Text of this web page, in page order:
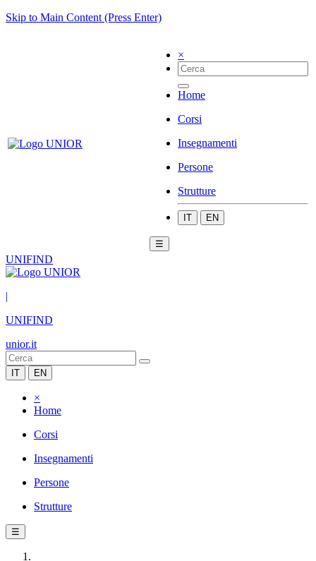
Skip to Main Content (Press Enter)
×
Home
Corsi
Insegnamenti
Persone
Strutture
IT EN
☰
UNIFIND
|
UNIFIND
unior.it
IT EN
×
Home
Corsi
Insegnamenti
Persone
Strutture
☰